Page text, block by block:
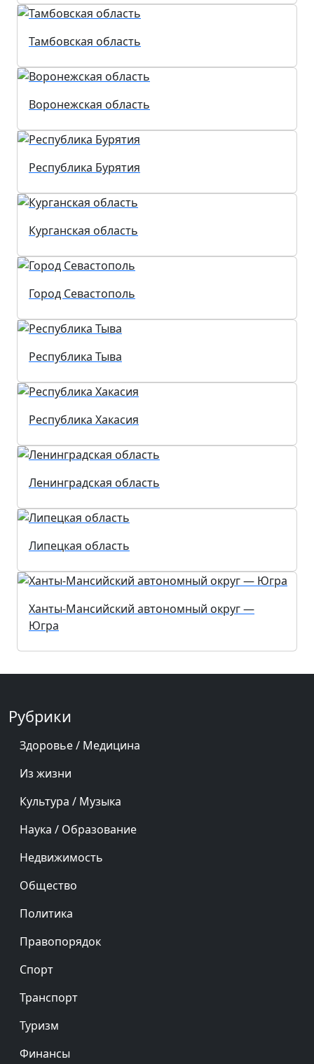
Тамбовская область
Воронежская область
Республика Бурятия
Курганская область
Город Севастополь
Республика Тыва
Республика Хакасия
Ленинградская область
Липецкая область
Ханты-Мансийский автономный округ —
Югра
Рубрики
Здоровье / Медицина
Из жизни
Культура / Музыка
Наука / Образование
Недвижимость
Общество
Политика
Правопорядок
Спорт
Транспорт
Туризм
Финансы